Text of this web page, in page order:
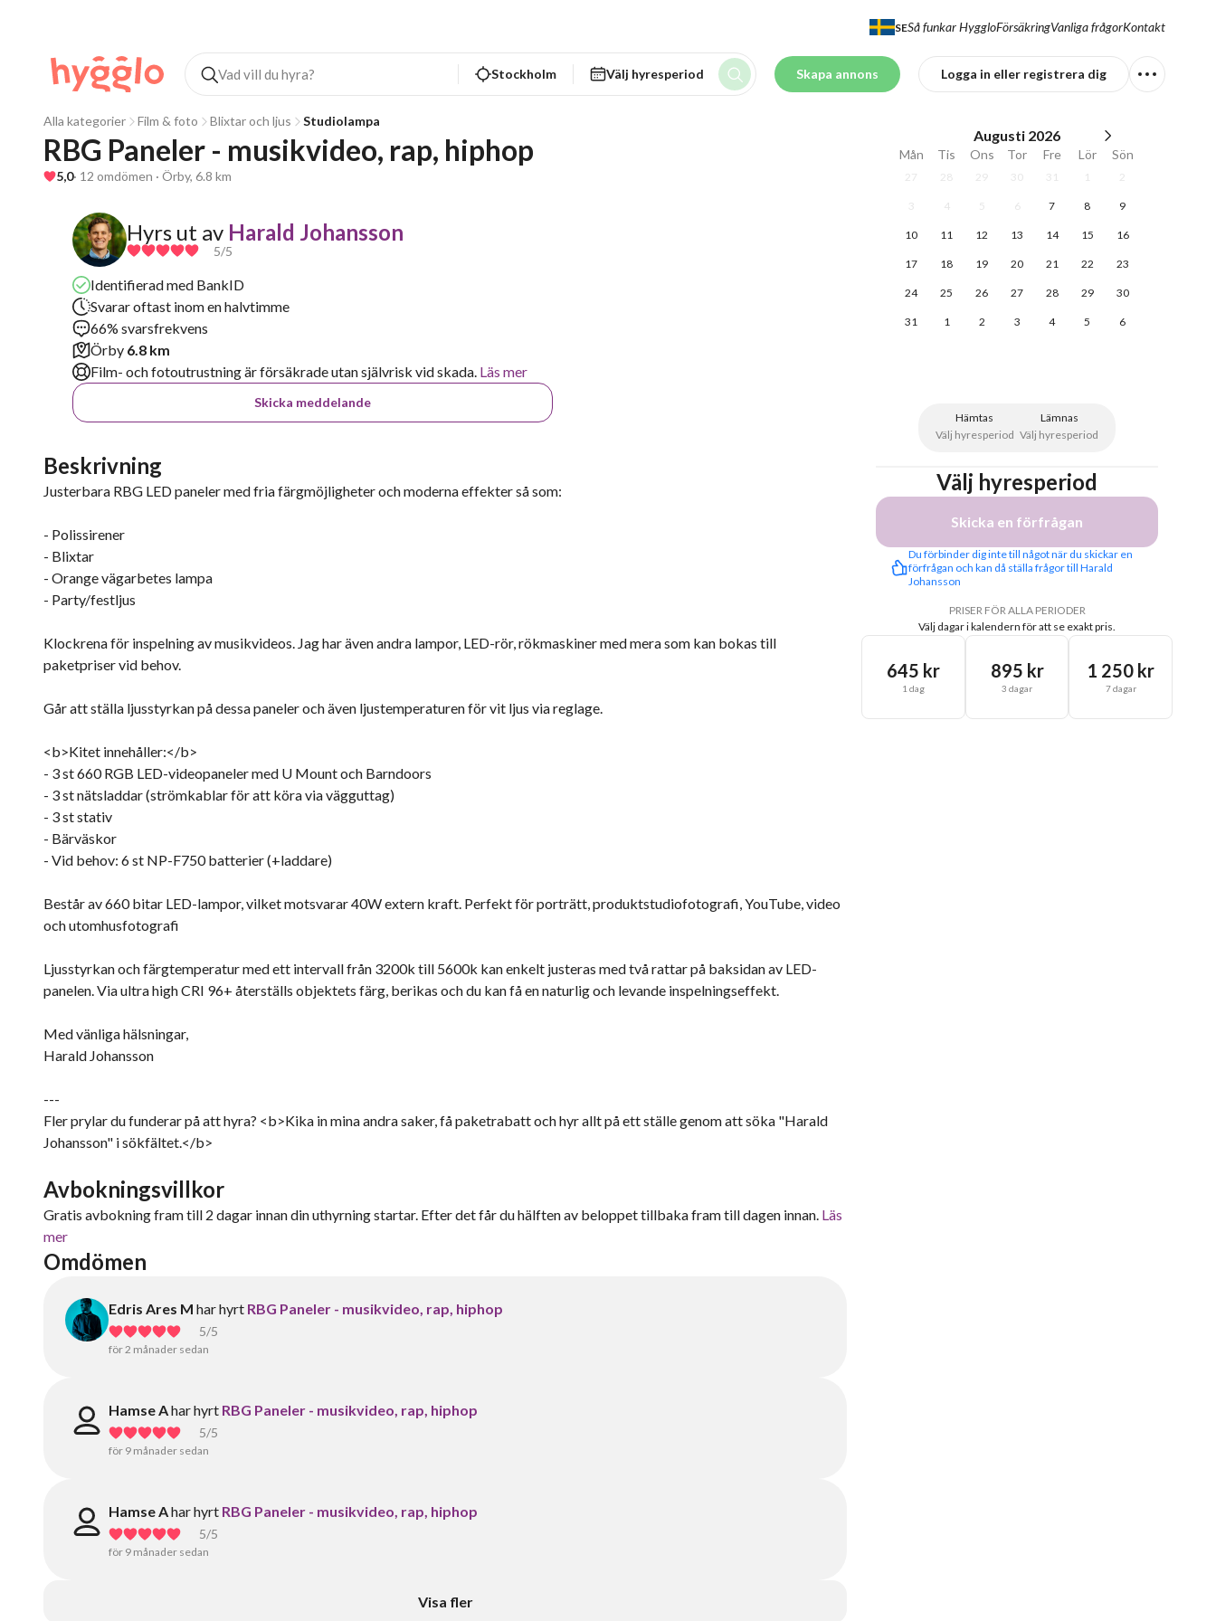
SESå funkar HyggloFörsäkringVanliga frågorKontakt
Stockholm Välj hyresperiod Skapa annons Logga in eller registrera dig
Alla kategorier Film & foto Blixtar och ljus Studiolampa
RBG Paneler - musikvideo, rap, hiphop
5,0· 12 omdömen · Örby, 6.8 km
Hyrs ut av Harald Johansson
5/5
Identifierad med BankID
Svarar oftast inom en halvtimme
66% svarsfrekvens
Örby 6.8 km
Film- och fotoutrustning är försäkrade utan självrisk vid skada. Läs mer
Skicka meddelande
Beskrivning
Justerbara RBG LED paneler med fria färgmöjligheter och moderna effekter så som:
- Polissirener
- Blixtar
- Orange vägarbetes lampa
- Party/festljus
Klockrena för inspelning av musikvideos. Jag har även andra lampor, LED-rör, rökmaskiner med mera som kan bokas till
paketpriser vid behov.
Går att ställa ljusstyrkan på dessa paneler och även ljustemperaturen för vit ljus via reglage.
<b>Kitet innehåller:</b>
- 3 st 660 RGB LED-videopaneler med U Mount och Barndoors
- 3 st nätsladdar (strömkablar för att köra via vägguttag)
- 3 st stativ
- Bärväskor
- Vid behov: 6 st NP-F750 batterier (+laddare)
Består av 660 bitar LED-lampor, vilket motsvarar 40W extern kraft. Perfekt för porträtt, produktstudiofotografi, YouTube, video
och utomhusfotografi
Ljusstyrkan och färgtemperatur med ett intervall från 3200k till 5600k kan enkelt justeras med två rattar på baksidan av LED-
panelen. Via ultra high CRI 96+ återställs objektets färg, berikas och du kan få en naturlig och levande inspelningseffekt.
Med vänliga hälsningar,
Harald Johansson
---
Fler prylar du funderar på att hyra? <b>Kika in mina andra saker, få paketrabatt och hyr allt på ett ställe genom att söka "Harald
Johansson" i sökfältet.</b>
Avbokningsvillkor
Gratis avbokning fram till 2 dagar innan din uthyrning startar. Efter det får du hälften av beloppet tillbaka fram till dagen innan. Läs
mer
Omdömen
Edris Ares M har hyrt RBG Paneler - musikvideo, rap, hiphop
5/5
för 2 månader sedan
Hamse Ahar hyrt RBG Paneler - musikvideo, rap, hiphop
5/5
för 9 månader sedan
Hamse Ahar hyrt RBG Paneler - musikvideo, rap, hiphop
5/5
för 9 månader sedan
Visa fler
Augusti 2026
Mån Tis Ons Tor Fre Lör Sön
27 28 29 30 31 1 2
3 4 5 6 7 8 9
10 11 12 13 14 15 16
17 18 19 20 21 22 23
24 25 26 27 28 29 30
31 1 2 3 4 5 6
Hämtas
Välj hyresperiod
Lämnas
Välj hyresperiod
Välj hyresperiod
Skicka en förfrågan
Du förbinder dig inte till något när du skickar en
förfrågan och kan då ställa frågor till Harald
Johansson
PRISER FÖR ALLA PERIODER
Välj dagar i kalendern för att se exakt pris.
645 kr
1 dag
895 kr
3 dagar
1 250 kr
7 dagar